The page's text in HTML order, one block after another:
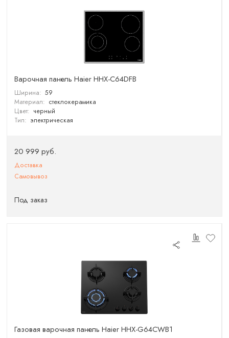
Варочная панель Haier HHX-C64DFB
Ширина: 59
Материал: стеклокерамика
Цвет: черный
Тип: электрическая
20 999 руб.
Доставка
Самовывоз
Под заказ
Газовая варочная панель Haier HHX-G64CWB1